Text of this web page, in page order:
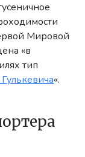
Мировой
«в
тип
«.